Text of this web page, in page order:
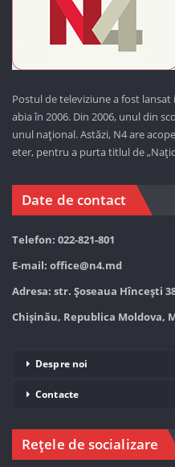
Postul de televiziune a fost
abia în 2006. Din 2006, unul din
unul național. Astăzi, N4 are
eter, pentru a purta titlul de
Date de contact
Telefon: 022-821-801
E-mail: office@n4.md
Adresa: str. Șoseaua Hînceşti
Chișinău, Republica Moldova,
Despre noi
Contacte
Rețele de socializare